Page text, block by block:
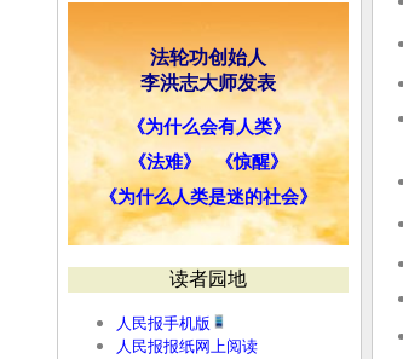
法轮功创始人
李洪志大师发表
《为什么会有人类》
《法难》
《惊醒》
《为什么人类是迷的社会》
读者园地
人民报手机版
人民报报纸网上阅读